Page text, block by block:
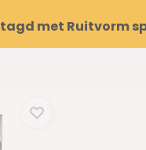
met Ruitvorm